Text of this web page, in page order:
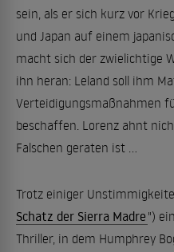
sein, als er sich kurz vor
und Japan auf einem
macht sich der zwielichtige
ihn heran: Leland soll ihm
Verteidigungsmaßnahmen
beschaffen. Lorenz ahnt
Falschen geraten ist ...
Trotz einiger
Schatz der Sierra Madre ")
Thriller, in dem Humphrey